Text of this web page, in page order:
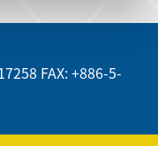
FAX: +886-5-